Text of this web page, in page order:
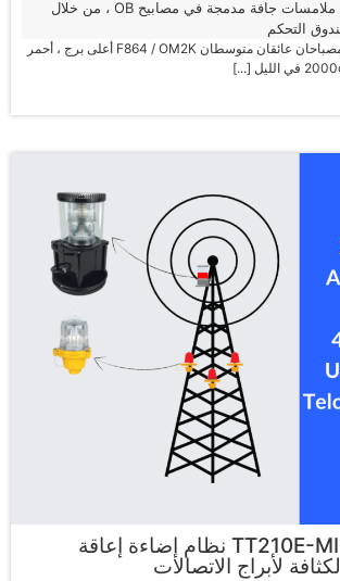
من خلال ملامسات جافة مدمجة في مصابيح OB ، من خلال
التحكم
يوجد مصباح أو مصباحان عائقان متوسطان F864 / OM2K أعلى برج ، أحمر
TT210E-MI-2TXF86465 نظام إضاءة إعاقة
لأبراج الاتصالات